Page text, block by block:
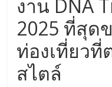
คุณภาพ
ชีวิต
งาน DNA
2025 ที่สุด
ท่องเที่ยว
สไตล์